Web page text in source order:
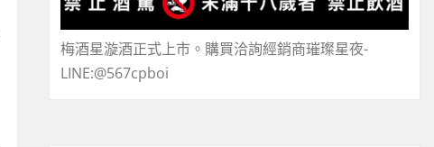
梅酒星漩酒正式上市。購買洽詢經銷商璀璨星夜-
LINE:@567cpboi